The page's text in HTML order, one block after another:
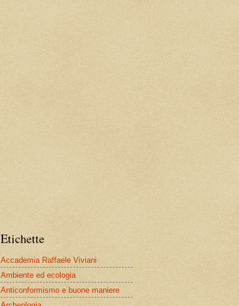
Etichette
Accademia Raffaele Viviani
Ambiente ed ecologia
Anticonformismo e buone maniere